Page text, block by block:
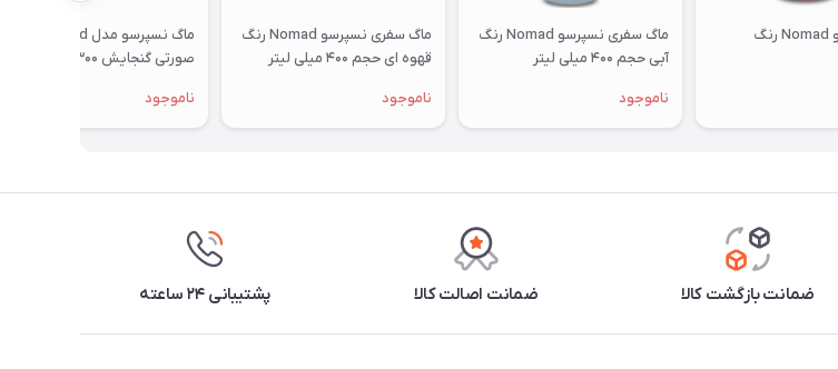
ماگ نسپرسو Nomad رنگ
ماگ سفری نسپرسو Nomad رنگ
آبی حجم ۴۰۰ میلی لیتر
ناموجود
ماگ سفری نسپرسو Nomad رنگ
قهوه ای حجم ۴۰۰ میلی لیتر
ناموجود
ماگ نسپرسو مدل Nomad
صورتی گنجایش ۳۰۰ میلی لیتر
ناموجود
ضمانت بازگشت کالا ضمانت اصالت کالا پشتیبانی ۲۴ ساعته